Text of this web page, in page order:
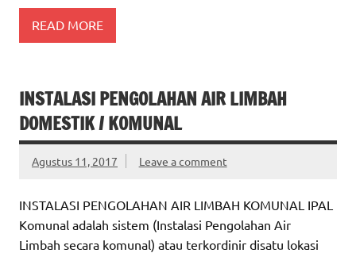
READ MORE
INSTALASI PENGOLAHAN AIR LIMBAH
DOMESTIK / KOMUNAL
Agustus 11, 2017 Leave a comment
INSTALASI PENGOLAHAN AIR LIMBAH KOMUNAL IPAL
Komunal adalah sistem (Instalasi Pengolahan Air
Limbah secara komunal) atau terkordinir disatu lokasi